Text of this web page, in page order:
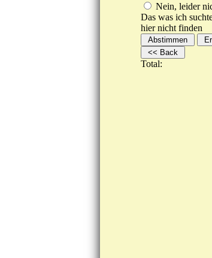
Nein, leider
Das was ich
hier nicht finden
Total: